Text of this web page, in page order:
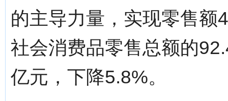
的主导力量，实现零售额
社会消费品零售总额的
亿元，下降5.8%。